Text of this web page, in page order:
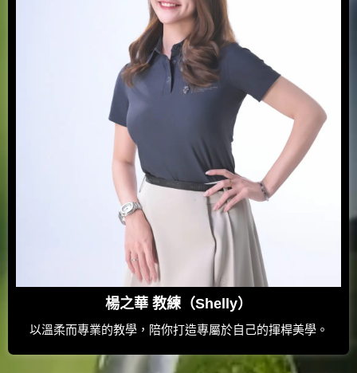
楊之華 教練（Shelly）
以溫柔而專業的教學，陪你打造專屬於自己的揮桿美學。